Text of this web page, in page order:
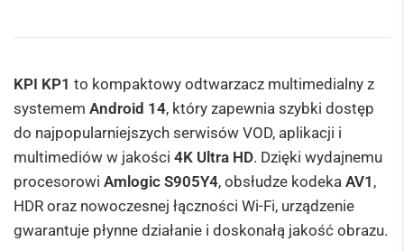
KPI KP1 to kompaktowy odtwarzacz multimedialny z
systemem Android 14, który zapewnia szybki dostęp
do najpopularniejszych serwisów VOD, aplikacji i
multimediów w jakości 4K Ultra HD. Dzięki wydajnemu
procesorowi Amlogic S905Y4, obsłudze kodeka AV1 ,
HDR oraz nowoczesnej łączności Wi-Fi, urządzenie
gwarantuje płynne działanie i doskonałą jakość obrazu.